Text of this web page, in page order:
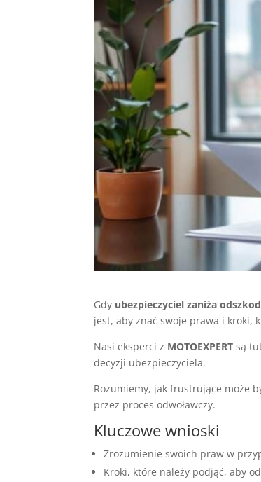
Gdy ubezpieczyciel zaniża
jest, aby znać swoje prawa i kroki,
Nasi eksperci z MOTOEXPERT są
decyzji ubezpieczyciela.
Rozumiemy, jak frustrujące może
przez proces odwoławczy.
Kluczowe wnioski
Zrozumienie swoich praw w
Kroki, które należy podjąć, aby